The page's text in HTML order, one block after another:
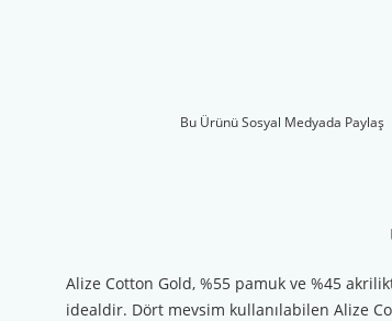
Bu Ürünü Sosyal Medyada Paylaş
Alize Cotton Gold, %55 pamuk ve %45
idealdir. Dört mevsim kullanılabilen Alize